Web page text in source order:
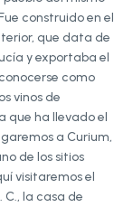
construido en el
que data de
y exportaba el
como
vinos de
que ha llevado el
a Curium,
de los sitios
visitaremos el
la casa de